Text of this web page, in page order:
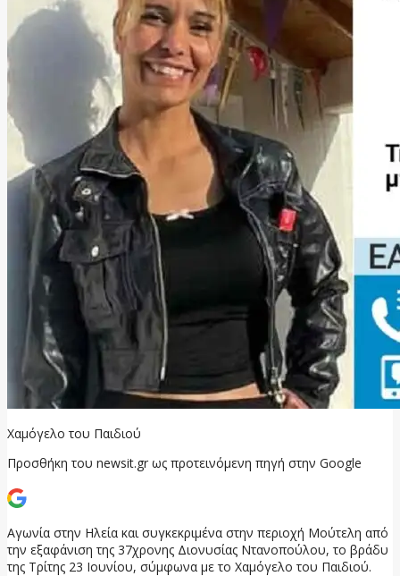
Χαμόγελο του Παιδιού
Προσθήκη του newsit.gr ως προτεινόμενη πηγή στην Google
Αγωνία στην Ηλεία και συγκεκριμένα στην περιοχή Μούτελη από
την εξαφάνιση της 37χρονης Διονυσίας Ντανοπούλου, το βράδυ
της Τρίτης 23 Ιουνίου, σύμφωνα με το Χαμόγελο του Παιδιού.